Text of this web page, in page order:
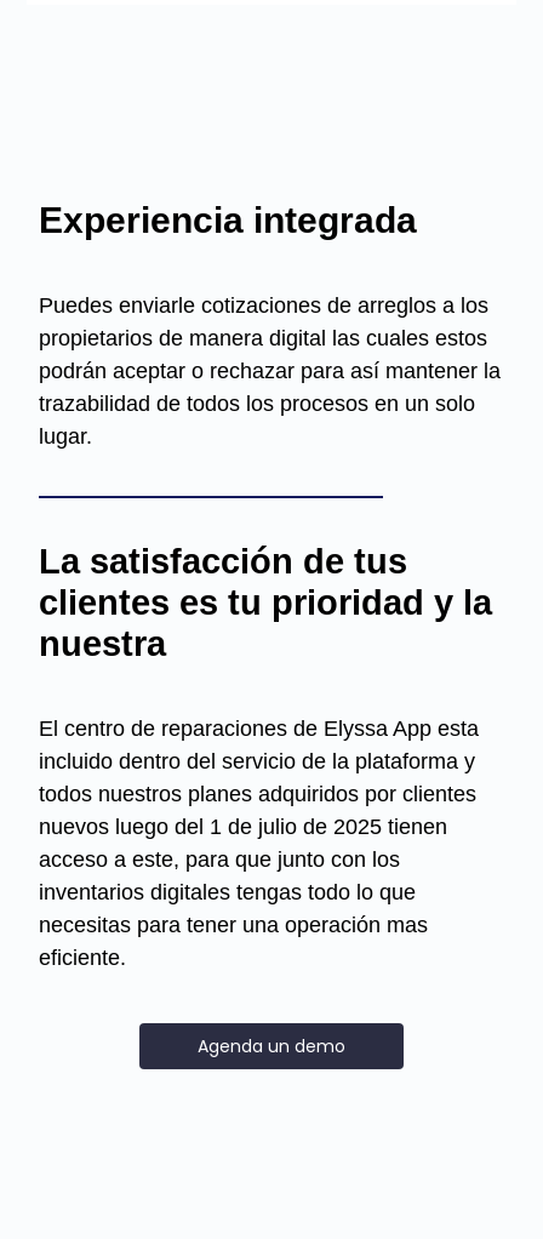
Experiencia integrada
Puedes enviarle cotizaciones de arreglos a los
propietarios de manera digital las cuales estos
podrán aceptar o rechazar para así mantener la
trazabilidad de todos los procesos en un solo
lugar.
La satisfacción de tus
clientes es tu prioridad y la
nuestra
El centro de reparaciones de Elyssa App esta
incluido dentro del servicio de la plataforma y
todos nuestros planes adquiridos por clientes
nuevos luego del 1 de julio de 2025 tienen
acceso a este, para que junto con los
inventarios digitales tengas todo lo que
necesitas para tener una operación mas
eficiente.
Agenda un demo